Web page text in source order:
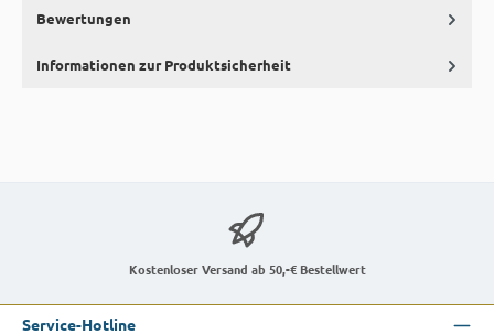
Bewertungen
Informationen zur Produktsicherheit
Kostenloser Versand ab 50,-€ Bestellwert
Service-Hotline